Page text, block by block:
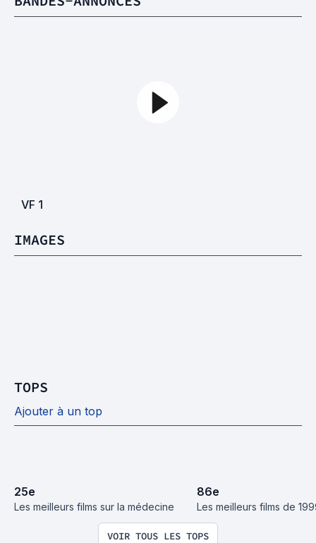
VF 1
IMAGES
TOPS
Ajouter à un top
25e
Les meilleurs films sur la médecine
86e
Les meilleurs films de
VOIR TOUS LES TOPS